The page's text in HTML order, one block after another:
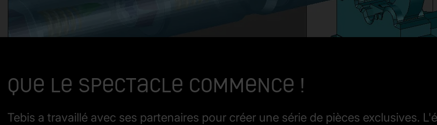
Que le spectacle commence !
Tebis a travaillé avec ses partenaires pour créer une série de pièces exclusives.